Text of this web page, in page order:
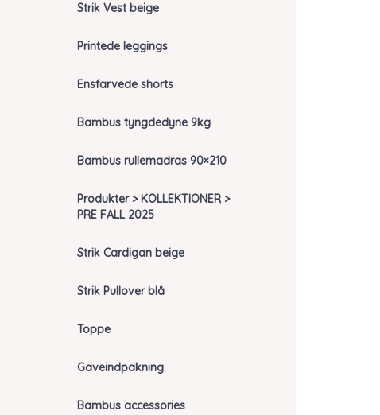
Strik Vest beige
Printede leggings
Ensfarvede shorts
Bambus tyngdedyne 9kg
Bambus rullemadras 90×210
Produkter > KOLLEKTIONER >
PRE FALL 2025
Strik Cardigan beige
Strik Pullover blå
Toppe
Gaveindpakning
Bambus accessories